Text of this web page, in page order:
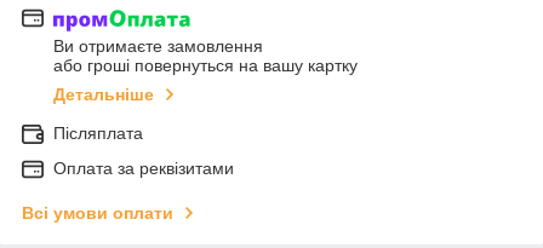
Ви отримаєте замовлення
або гроші повернуться на вашу картку
Детальніше
Післяплата
Оплата за реквізитами
Всі умови оплати